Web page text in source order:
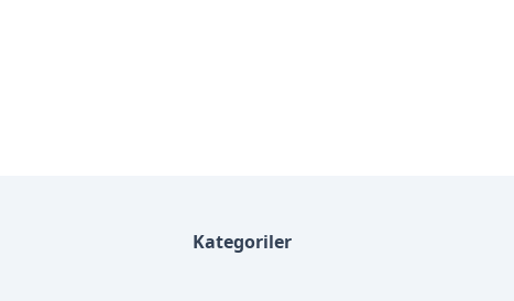
Kategoriler